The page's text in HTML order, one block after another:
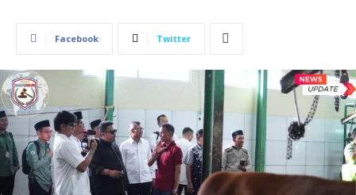
Facebook Twitter